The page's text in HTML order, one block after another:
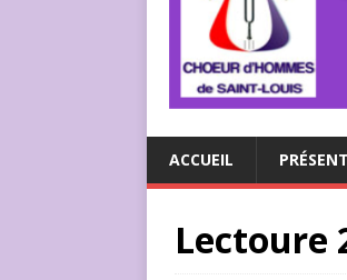
ACCUEIL
Lectoure